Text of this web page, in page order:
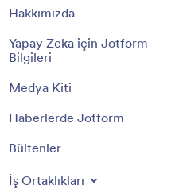
Hakkımızda
Yapay Zeka için Jotform
Bilgileri
Medya Kiti
Haberlerde Jotform
Bültenler
İş Ortaklıkları